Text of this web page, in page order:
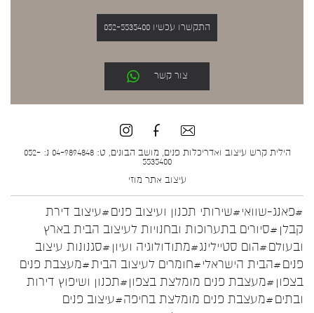
התקשרו עכשיו 052-5535400
צור קשר
הילית קרש עיצוב ואדריכלות פנים, מושב הבונים, ט: 04-9894848 נ: 052-
5535400
עיצוב אתר מוזי
#פאנג-שוואי#שירותי תכנון ועיצוב פנים#עיצוב דירת
קבלן #סיורים בתערוכות ובחנויות לעיצוב הבית בארץ
ובעולם#הום סטיילינג#מתודולוגיה ועיון #סגנונות עיצוב
פנים#הבית הישראלי#חומרים לעיצוב הבית#מעצבת פנים
בצפון #מעצבת פנים מומלצת בצפון#תכנון ושיפוץ דירות
ובתים#מעצבת פנים מומלצת בחיפה#עיצוב פנים